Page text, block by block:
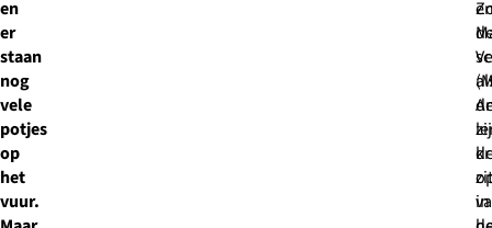
en
er
staan
nog
vele
potjes
op
het
vuur.
in